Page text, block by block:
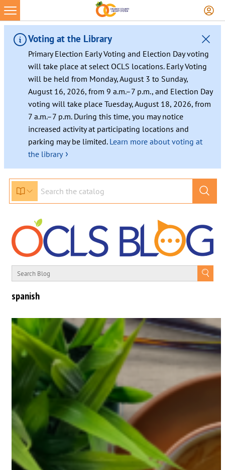
Voting at the Library
Primary Election Early Voting and Election Day voting
will take place at select OCLS locations. Early Voting
will be held from Monday, August 3 to Sunday,
August 16, 2026, from 9 a.m.–7 p.m., and Election Day
voting will take place Tuesday, August 18, 2026, from
7 a.m.–7 p.m. During this time, you may notice
increased activity at participating locations and
parking may be limited. Learn more about voting at
the library ›
spanish